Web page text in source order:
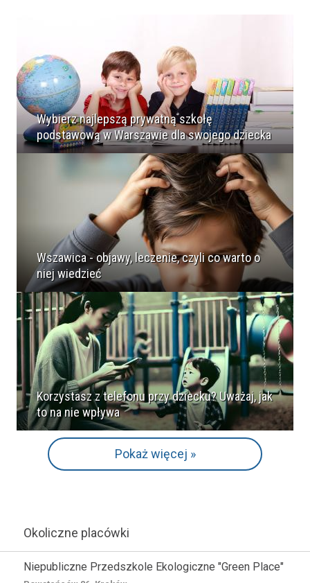
Wybierz najlepszą prywatną szkołę
podstawową w Warszawie dla swojego dziecka
Wszawica - objawy, leczenie, czyli co warto o
niej wiedzieć
Korzystasz z telefonu przy dziecku? Uważaj, jak
to na nie wpływa
Pokaż więcej »
Okoliczne placówki
Niepubliczne Przedszkole Ekologiczne "Green Place"